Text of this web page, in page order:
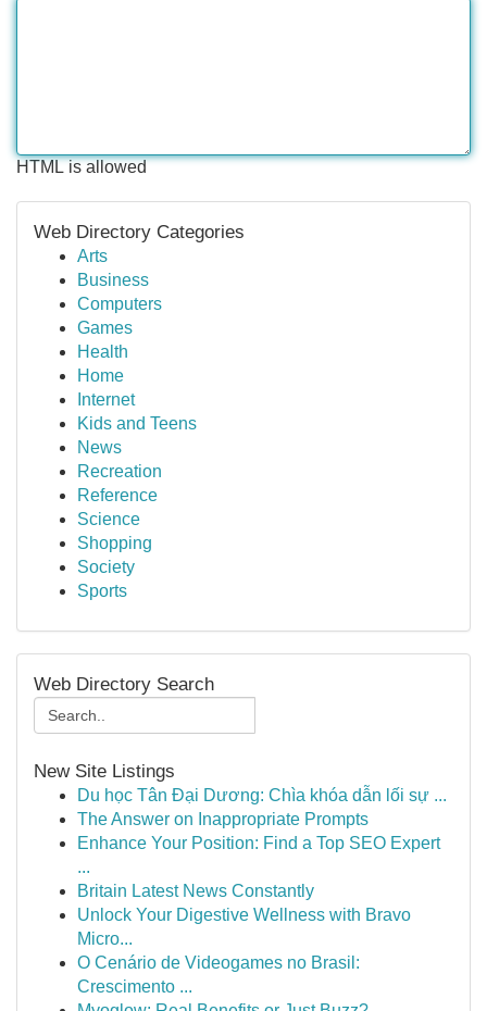
HTML is allowed
Web Directory Categories
Arts
Business
Computers
Games
Health
Home
Internet
Kids and Teens
News
Recreation
Reference
Science
Shopping
Society
Sports
Web Directory Search
New Site Listings
Du học Tân Đại Dương: Chìa khóa dẫn lối sự ...
The Answer on Inappropriate Prompts
Enhance Your Position: Find a Top SEO Expert
...
Britain Latest News Constantly
Unlock Your Digestive Wellness with Bravo
Micro...
O Cenário de Videogames no Brasil:
Crescimento ...